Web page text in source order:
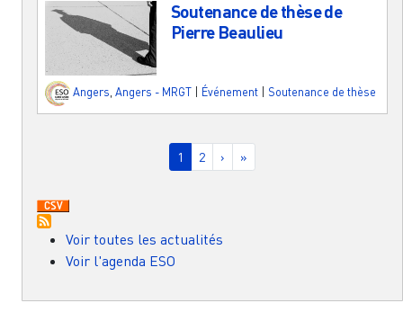
Soutenance de thèse de
Pierre Beaulieu
Angers, Angers - MRGT Événement Soutenance de thèse
Page courante
1 Page
2 Page suivante
› Dernière page
»
Voir toutes les actualités
Voir l'agenda ESO